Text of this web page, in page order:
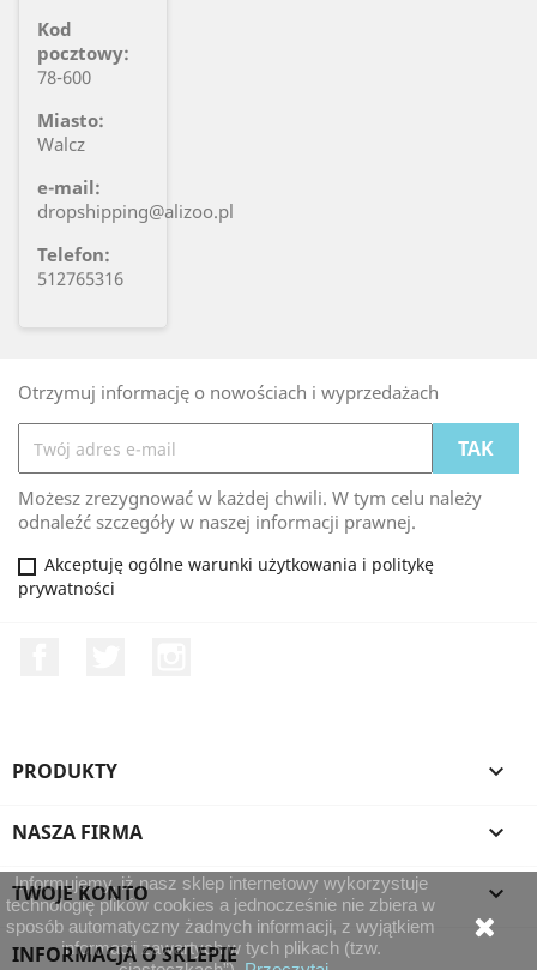
Kod
pocztowy:
78-600
Miasto:
Walcz
e-mail:
dropshipping@alizoo.pl
Telefon:
512765316
Otrzymuj informację o nowościach i wyprzedażach
Możesz zrezygnować w każdej chwili. W tym celu należy
odnaleźć szczegóły w naszej informacji prawnej.
Akceptuję ogólne warunki użytkowania i politykę
prywatności
PRODUKTY 
NASZA FIRMA 
TWOJE KONTO 
INFORMACJA O SKLEPIE
Informujemy, iż nasz sklep internetowy wykorzystuje
technologię plików cookies a jednocześnie nie zbiera w
sposób automatyczny żadnych informacji, z wyjątkiem
informacji zawartych w tych plikach (tzw.